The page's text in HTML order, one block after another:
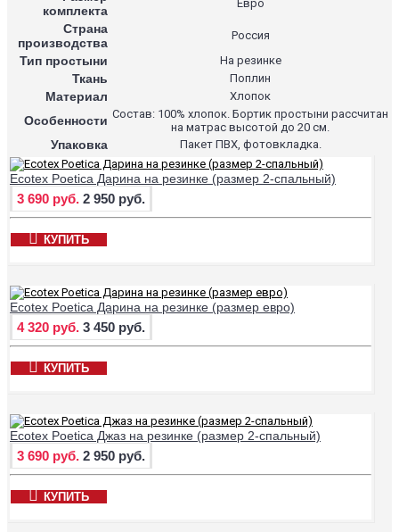
комплекта
Евро
Страна
производства
Россия
Тип простыни На резинке
Ткань Поплин
Материал Хлопок
Особенности Состав: 100% хлопок. Бортик простыни рассчитан
на матрас высотой до 20 см.
Упаковка Пакет ПВХ, фотовкладка.
Ecotex Poetica Дарина на резинке (размер 2-спальный)
3 690 руб. 2 950 руб.
КУПИТЬ
Ecotex Poetica Дарина на резинке (размер евро)
4 320 руб. 3 450 руб.
КУПИТЬ
Ecotex Poetica Джаз на резинке (размер 2-спальный)
3 690 руб. 2 950 руб.
КУПИТЬ